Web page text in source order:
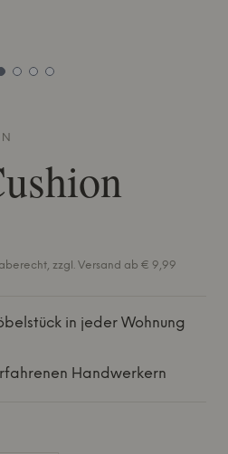
zzgl. Versand ab € 9,99
in jeder Wohnung
Handwerkern